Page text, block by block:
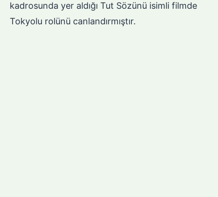
kadrosunda yer aldığı Tut Sözünü isimli filmde
Tokyolu rolünü canlandırmıştır.